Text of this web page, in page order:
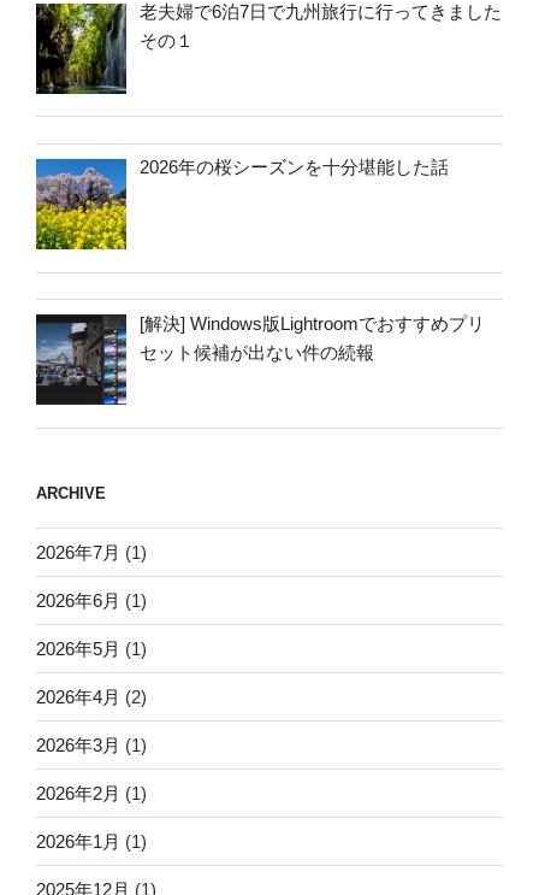
老夫婦で6泊7日で九州旅行に行ってきました
その１
2026年の桜シーズンを十分堪能した話
[解決] Windows版Lightroomでおすすめプリ
セット候補が出ない件の続報
ARCHIVE
2026年7月 (1)
2026年6月 (1)
2026年5月 (1)
2026年4月 (2)
2026年3月 (1)
2026年2月 (1)
2026年1月 (1)
2025年12月 (1)